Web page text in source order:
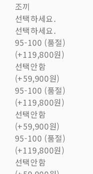
조끼
선택하세요.
선택하세요.
95-100 (품절)
(+119,800원)
선택안함
(+59,900원)
95-100 (품절)
(+119,800원)
선택안함
(+59,900원)
95-100 (품절)
(+119,800원)
선택안함